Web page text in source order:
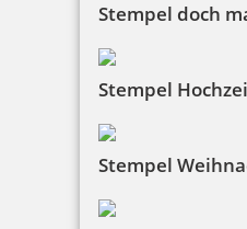
Stempel doch
Stempel
Stempel